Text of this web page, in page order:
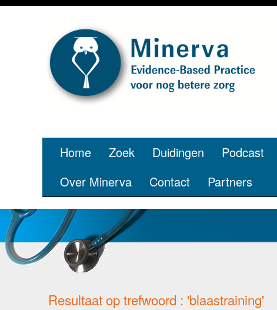
Home Zoek Duidingen Podcast
Over Minerva
Contact Partners
Resultaat op trefwoord : 'blaastraining'